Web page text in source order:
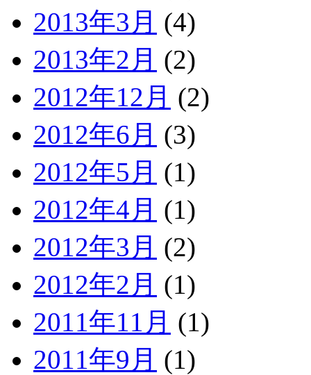
2013年3月 (4)
2013年2月 (2)
2012年12月 (2)
2012年6月 (3)
2012年5月 (1)
2012年4月 (1)
2012年3月 (2)
2012年2月 (1)
2011年11月 (1)
2011年9月 (1)